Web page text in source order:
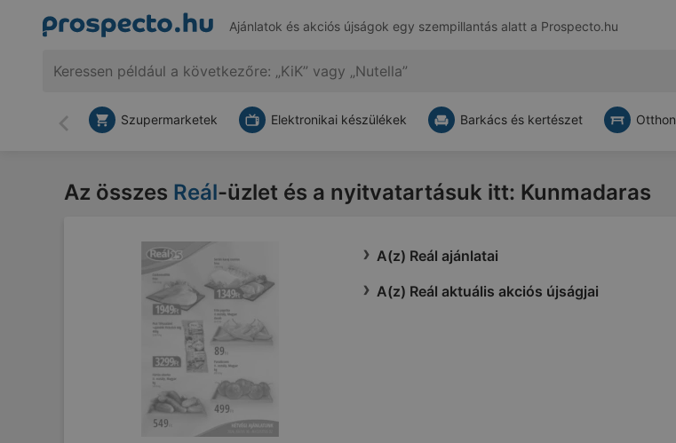
Ajánlatok és akciós újságok egy szempillantás alatt a Prospecto.hu
Vissza
Szupermarketek Elektronikai készülékek Barkács és kertészet Otthon
Az összes Reál-üzlet és a nyitvatartásuk itt: Kunmadaras
A(z) Reál ajánlatai
A(z) Reál aktuális akciós újságjai